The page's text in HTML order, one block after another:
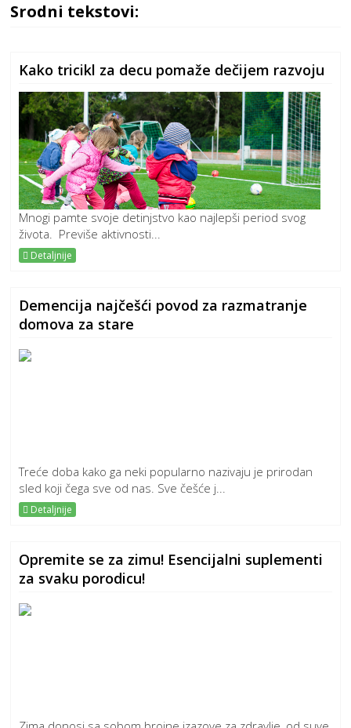
Srodni tekstovi:
Kako tricikl za decu pomaže dečijem razvoju
Mnogi pamte svoje detinjstvo kao najlepši period svog
života. Previše aktivnosti...
Detaljnije
Demencija najčešći povod za razmatranje
domova za stare
Treće doba kako ga neki popularno nazivaju je prirodan
sled koji čega sve od nas. Sve češće j...
Detaljnije
Opremite se za zimu! Esencijalni suplementi
za svaku porodicu!